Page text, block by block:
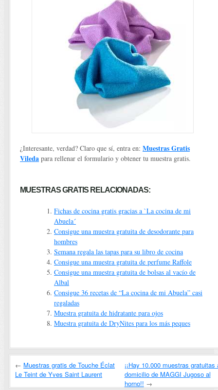
¿Interesante, verdad? Claro que sí, entra en: Muestras Gratis
Vileda para rellenar el formulario y obtener tu muestra gratis.
MUESTRAS GRATIS RELACIONADAS:
Fichas de cocina gratis gracias a `La cocina de mi
Abuela´
Consigue una muestra gratuita de desodorante para
hombres
Semana regala las tapas para su libro de cocina
Consigue una muestra gratuita de perfume Raffole
Consigue una muestra gratuita de bolsas al vacío de
Albal
Consigue 36 recetas de “La cocina de mi Abuela” casi
regaladas
Muestra gratuita de hidratante para ojos
Muestra gratuita de DryNites para los más peques
← Muestras gratis de Touche Éclat
Le Teint de Yves Saint Laurent
¡¡Hay 10.000 muestras gratuitas
domicilio de MAGGI Jugoso al
horno!! →